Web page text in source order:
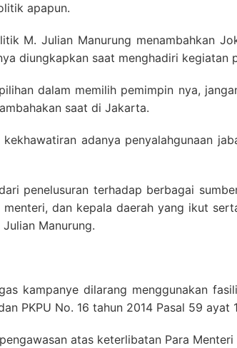
apapun.
M. Julian Manurung menambahkan
diungkapkan saat menghadiri kegiatan
dalam memilih pemimpin nya,
saat di Jakarta.
adanya penyalahgunaan
penelusuran terhadap berbagai
dan kepala daerah yang ikut
Manurung.
kampanye dilarang menggunakan
PKPU No. 16 tahun 2014 Pasal 59 ayat
atas keterlibatan Para